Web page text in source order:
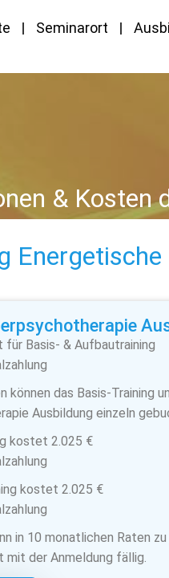
Seminarort
& Kosten
Basis- & Aufbautraining
können das Basis-Training
Ausbildung einzeln
kostet 2.025 €
kostet 2.025 €
in 10 monatlichen Raten
mit der Anmeldung fällig.